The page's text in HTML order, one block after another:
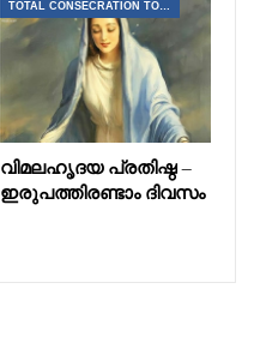
വിമലഹൃദയ പ്രതിഷ്ഠ –
ഇരുപത്തിരണ്ടാം ദിവസം